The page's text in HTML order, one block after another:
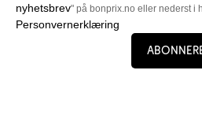
nyhetsbrev" på bonprix.no eller nederst i
Personvernerklæring